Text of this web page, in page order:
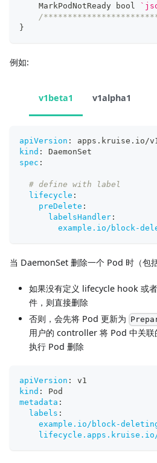
    MarkPodNotReady
bool
/
}
例如:
v1beta1 v1alpha1
apiVersion :
apps.kruise.io/
kind :
DaemonSet
spec :
# define with label
lifecycle :
preDelete :
labelsHandler :
example.io/block-
当 DaemonSet 删除一个 Pod 时（包
如果没有定义 lifecycle hook 或
件，则直接删除
否则，会先将 Pod 更新为
用户的 controller 将 Pod 中关
执行 Pod 删除
apiVersion :
v1
kind :
Pod
metadata :
labels :
example.io/block-